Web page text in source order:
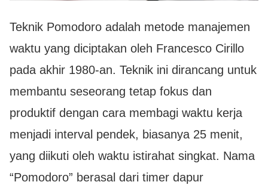
Teknik Pomodoro adalah metode manajemen
waktu yang diciptakan oleh Francesco Cirillo
pada akhir 1980-an. Teknik ini dirancang untuk
membantu seseorang tetap fokus dan
produktif dengan cara membagi waktu kerja
menjadi interval pendek, biasanya 25 menit,
yang diikuti oleh waktu istirahat singkat. Nama
“Pomodoro” berasal dari timer dapur